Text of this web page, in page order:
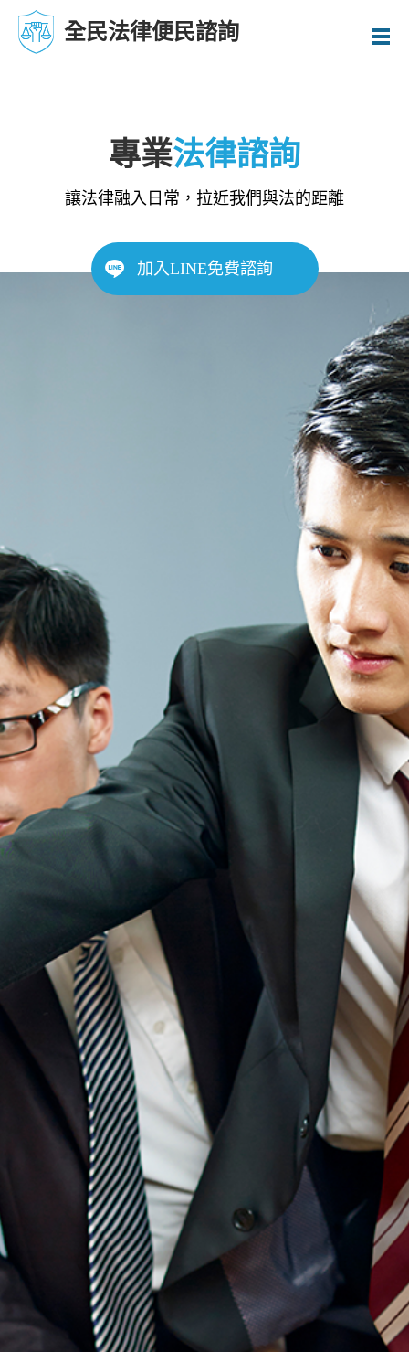
全民法律便民諮詢
專業法律諮詢
讓法律融入日常，拉近我們與法的距離
加入LINE免費諮詢